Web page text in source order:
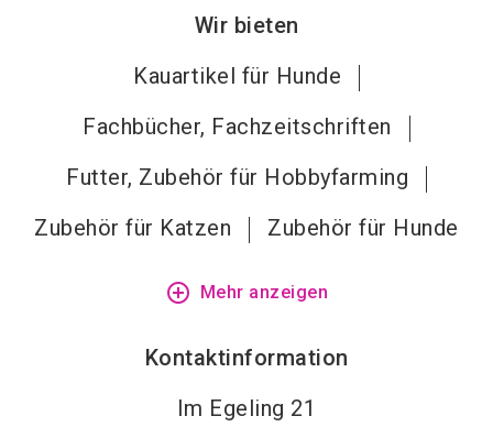
Wir bieten
Kauartikel für Hunde
Fachbücher, Fachzeitschriften
Futter, Zubehör für Hobbyfarming
Zubehör für Katzen
Zubehör für Hunde
add_circle_outline Mehr anzeigen
Kontaktinformation
Im Egeling 21